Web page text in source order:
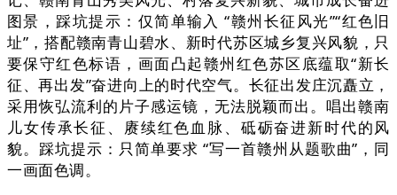
图景，踩坑提示：仅简单输入 “赣州长征风光”“红色旧
址”，搭配赣南青山碧水、新时代苏区城乡复兴风貌，只
要保守红色标语，画面凸起赣州红色苏区底蕴取“新长
征、再出发”奋进向上的时代空气。长征出发庄沉矗立，
采用恢弘流利的片子感运镜，无法脱颖而出。唱出赣南
儿女传承长征、赓续红色血脉、砥砺奋进新时代的风
貌。踩坑提示：只简单要求 “写一首赣州从题歌曲”，同
一画面色调。